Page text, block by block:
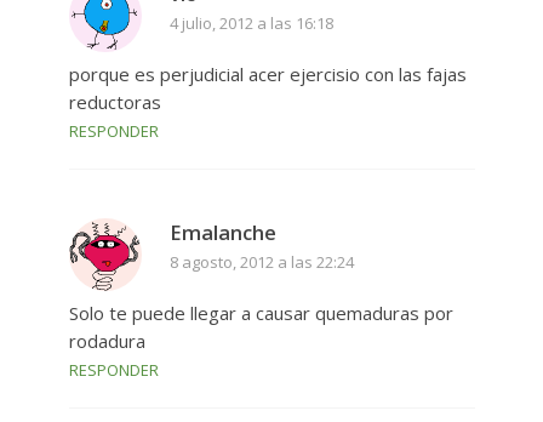
4 julio, 2012 a las 16:18
porque es perjudicial acer ejercisio con las fajas
reductoras
RESPONDER
Emalanche
8 agosto, 2012 a las 22:24
Solo te puede llegar a causar quemaduras por
rodadura
RESPONDER